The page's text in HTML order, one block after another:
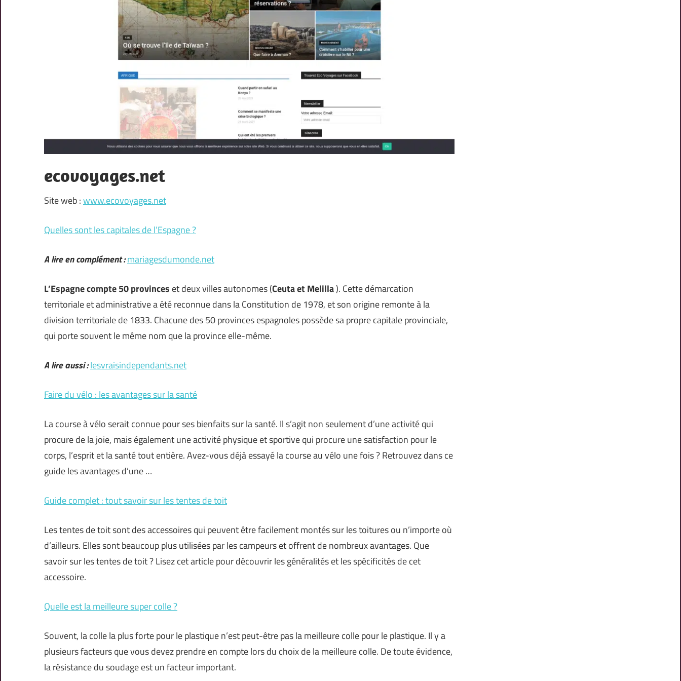
ecovoyages.net
Site web :www.ecovoyages.net
Quelles sont les capitales de l’Espagne ?
A lire en complément :mariagesdumonde.net
L’Espagne compte 50 provinces et deux villes autonomes (Ceuta et Melilla). Cette démarcation
territoriale et administrative a été reconnue dans la Constitution de 1978, et son origine remonte à la
division territoriale de 1833. Chacune des 50 provinces espagnoles possède sa propre capitale provinciale,
qui porte souvent le même nom que la province elle-même.
A lire aussi :lesvraisindependants.net
Faire du vélo : les avantages sur la santé
La course à vélo serait connue pour ses bienfaits sur la santé. Il s’agit non seulement d’une activité qui
procure de la joie, mais également une activité physique et sportive qui procure une satisfaction pour le
corps, l’esprit et la santé tout entière. Avez-vous déjà essayé la course au vélo une fois ? Retrouvez dans ce
guide les avantages d’une …
Guide complet : tout savoir sur les tentes de toit
Les tentes de toit sont des accessoires qui peuvent être facilement montés sur les toitures ou n’importe où
d’ailleurs. Elles sont beaucoup plus utilisées par les campeurs et offrent de nombreux avantages. Que
savoir sur les tentes de toit ? Lisez cet article pour découvrir les généralités et les spécificités de cet
accessoire.
Quelle est la meilleure super colle ?
Souvent, la colle la plus forte pour le plastique n’est peut-être pas la meilleure colle pour le plastique. Il y a
plusieurs facteurs que vous devez prendre en compte lors du choix de la meilleure colle. De toute évidence,
la résistance du soudage est un facteur important.